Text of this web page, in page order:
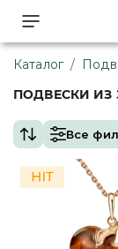
Каталог /
ПОДВЕСКИ
Все